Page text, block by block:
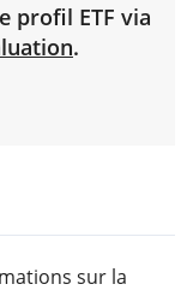
profil ETF via
.
sur la